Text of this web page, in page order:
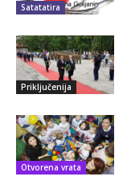
Satatatira
Priključenija
Otvorena vrata